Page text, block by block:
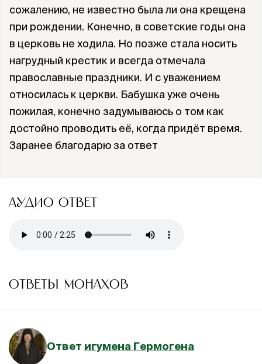
сожалению, не известно была ли она крещена
при рождении. Конечно, в советские годы она
в церковь не ходила. Но позже стала носить
нагрудный крестик и всегда отмечала
православные праздники. И с уважением
относилась к церкви. Бабушка уже очень
пожилая, конечно задумываюсь о том как
достойно проводить её, когда придёт время.
Заранее благодарю за ответ
АУДИО ОТВЕТ
ОТВЕТЫ МОНАХОВ
Ответ игумена Гермогена